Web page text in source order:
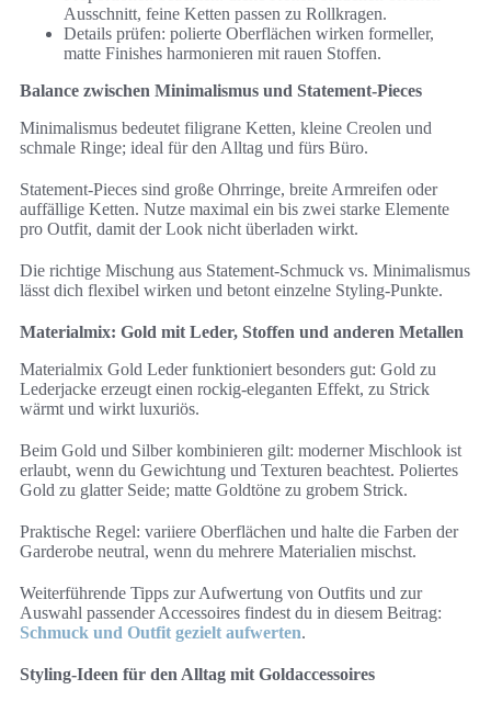
Ausschnitt, feine Ketten passen zu Rollkragen.
Details prüfen: polierte Oberflächen wirken formeller,
matte Finishes harmonieren mit rauen Stoffen.
Balance zwischen Minimalismus und Statement-Pieces
Minimalismus bedeutet filigrane Ketten, kleine Creolen und
schmale Ringe; ideal für den Alltag und fürs Büro.
Statement-Pieces sind große Ohrringe, breite Armreifen oder
auffällige Ketten. Nutze maximal ein bis zwei starke Elemente
pro Outfit, damit der Look nicht überladen wirkt.
Die richtige Mischung aus Statement-Schmuck vs. Minimalismus
lässt dich flexibel wirken und betont einzelne Styling-Punkte.
Materialmix: Gold mit Leder, Stoffen und anderen Metallen
Materialmix Gold Leder funktioniert besonders gut: Gold zu
Lederjacke erzeugt einen rockig-eleganten Effekt, zu Strick
wärmt und wirkt luxuriös.
Beim Gold und Silber kombinieren gilt: moderner Mischlook ist
erlaubt, wenn du Gewichtung und Texturen beachtest. Poliertes
Gold zu glatter Seide; matte Goldtöne zu grobem Strick.
Praktische Regel: variiere Oberflächen und halte die Farben der
Garderobe neutral, wenn du mehrere Materialien mischst.
Weiterführende Tipps zur Aufwertung von Outfits und zur
Auswahl passender Accessoires findest du in diesem Beitrag:
Schmuck und Outfit gezielt aufwerten.
Styling-Ideen für den Alltag mit Goldaccessoires